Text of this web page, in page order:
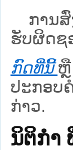
ການສົ່
ຮັບຜິດຊ
ກົດທີ່ນີ້ ຫຼື
ປະກອບ
ກ່າວ.
ນິຕິກໍາ